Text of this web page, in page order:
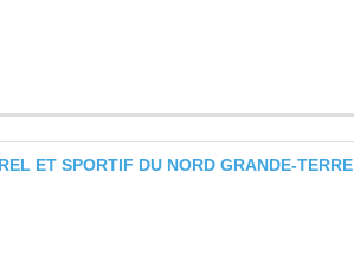
ET SPORTIF DU NORD GRANDE-TERRE